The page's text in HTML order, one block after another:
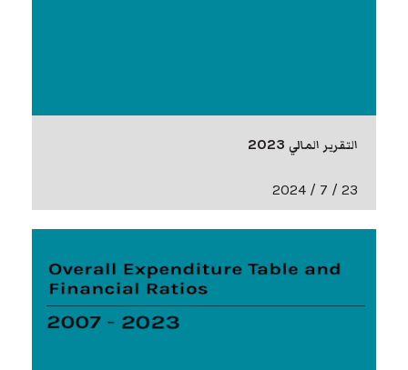
التقرير المالي 2023
23 / 7 / 2024